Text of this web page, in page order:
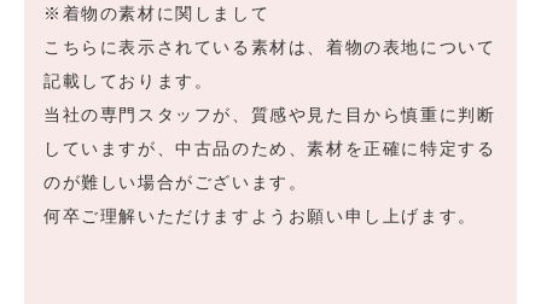
※着物の素材に関しまして
こちらに表示されている素材は、着物の表地について
記載しております。
当社の専門スタッフが、質感や見た目から慎重に判断
していますが、中古品のため、素材を正確に特定する
のが難しい場合がございます。
何卒ご理解いただけますようお願い申し上げます。